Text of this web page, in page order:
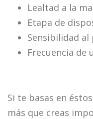
Lealtad a la
Etapa de
Sensibilidad al
Frecuencia de
Si te basas en
más que creas